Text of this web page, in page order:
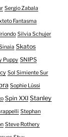
Sergio Zabala
Fantasma
Silvia Schujer
Skatos
Puppy SNIPS
Sol Simiente Sur
Sophie Lüssi
Spin XXI Stanley
Stephan
Steve Rothery